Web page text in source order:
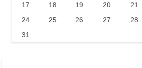
17
18 19 20 21
24
25 26 27 28
31